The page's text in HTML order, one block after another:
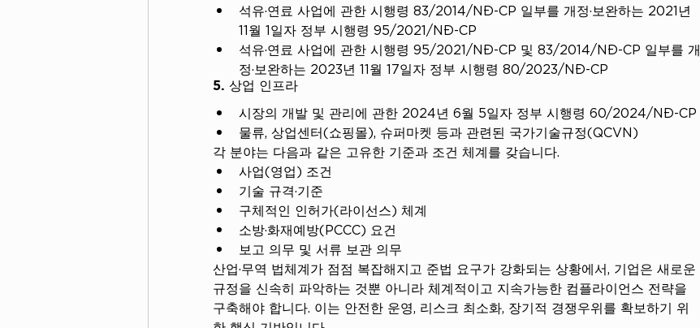
석유·연료 사업에 관한 시행령 83/2014/NĐ-CP 일부를 개정·보완하는 2021년
11월 1일자 정부 시행령 95/2021/NĐ-CP
석유·연료 사업에 관한 시행령 95/2021/NĐ-CP 및 83/2014/NĐ-CP 일부를 개
정·보완하는 2023년 11월 17일자 정부 시행령 80/2023/NĐ-CP
5. 상업 인프라
시장의 개발 및 관리에 관한 2024년 6월 5일자 정부 시행령 60/2024/NĐ-CP
물류, 상업센터(쇼핑몰), 슈퍼마켓 등과 관련된 국가기술규정(QCVN)
각 분야는 다음과 같은 고유한 기준과 조건 체계를 갖습니다.
사업(영업) 조건
기술 규격·기준
구체적인 인허가(라이선스) 체계
소방·화재예방(PCCC) 요건
보고 의무 및 서류 보관 의무
산업·무역 법체계가 점점 복잡해지고 준법 요구가 강화되는 상황에서, 기업은 새로운
규정을 신속히 파악하는 것뿐 아니라 체계적이고 지속가능한 컴플라이언스 전략을
구축해야 합니다. 이는 안전한 운영, 리스크 최소화, 장기적 경쟁우위를 확보하기 위